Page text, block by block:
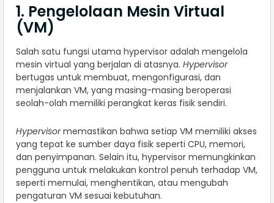
1. Pengelolaan Mesin Virtual
(VM)
Salah satu fungsi utama hypervisor adalah mengelola
mesin virtual yang berjalan di atasnya. Hypervisor
bertugas untuk membuat, mengonfigurasi, dan
menjalankan VM, yang masing-masing beroperasi
seolah-olah memiliki perangkat keras fisik sendiri.
Hypervisormemastikan bahwa setiap VM memiliki akses
yang tepat ke sumber daya fisik seperti CPU, memori,
dan penyimpanan. Selain itu, hypervisor memungkinkan
pengguna untuk melakukan kontrol penuh terhadap VM,
seperti memulai, menghentikan, atau mengubah
pengaturan VM sesuai kebutuhan.